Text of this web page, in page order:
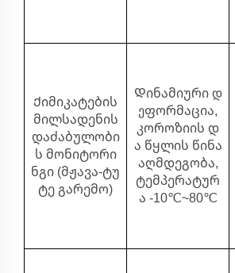
Ქიმიკატების
მილსადენის
დაძაბულობი
ს მონიტორი
ნგი (მჟავა-ტუ
ტე გარემო)
Დინამიური დ
ეფორმაცია,
კოროზიის დ
ა წყლის წინა
აღმდეგობა,
ტემპერატურ
ა -10℃~80℃